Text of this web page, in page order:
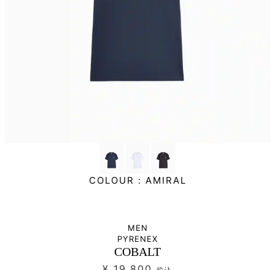
COLOUR : AMIRAL
MEN
PYRENEX
COBALT